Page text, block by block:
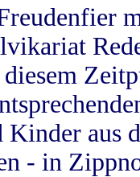
Kinder aus
- in